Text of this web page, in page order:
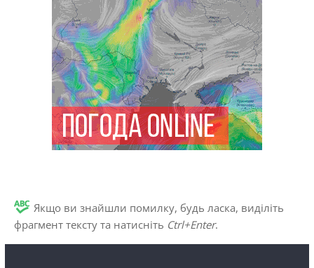
Якщо ви знайшли помилку, будь ласка, виділіть
фрагмент тексту та натисніть Ctrl+Enter.